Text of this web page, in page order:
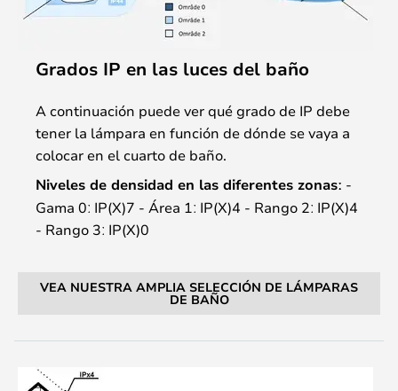
Grados IP en las luces del baño
A continuación puede ver qué grado de IP debe
tener la lámpara en función de dónde se vaya a
colocar en el cuarto de baño.
Niveles de densidad en las diferentes zonasː -
Gama 0ː IP(X)7 - Área 1ː IP(X)4 - Rango 2ː IP(X)4
- Rango 3ː IP(X)0
VEA NUESTRA AMPLIA SELECCIÓN DE LÁMPARAS
DE BAÑO